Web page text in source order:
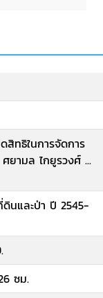
สิทธิในการจัดการ
ยามล ไกยูรวงศ์ ...
ดินและป่า ปี 2545-
ซม.